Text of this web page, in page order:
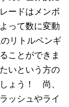
ードはメンボ
って数に変動
リトルペンギ
ことができま
いという方の
ょう！ 尚、
ッシュやライ